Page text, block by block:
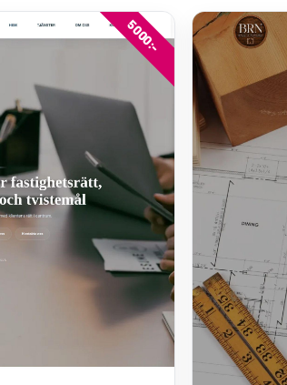
5000:-